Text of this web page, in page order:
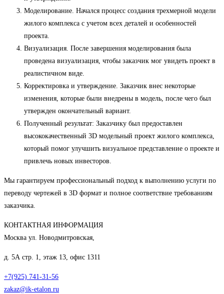
Моделирование. Начался процесс создания трехмерной модели
жилого комплекса с учетом всех деталей и особенностей
проекта.
Визуализация. После завершения моделирования была
проведена визуализация, чтобы заказчик мог увидеть проект в
реалистичном виде.
Корректировка и утверждение. Заказчик внес некоторые
изменения, которые были внедрены в модель, после чего был
утвержден окончательный вариант.
Полученный результат: Заказчику был предоставлен
высококачественный 3D модельный проект жилого комплекса,
который помог улучшить визуальное представление о проекте и
привлечь новых инвесторов.
Мы гарантируем профессиональный подход к выполнению услуги по
переводу чертежей в 3D формат и полное соответствие требованиям
заказчика.
КОНТАКТНАЯ ИНФОРМАЦИЯ
Москва ул. Новодмитровская,
д. 5А стр. 1, этаж 13, офис 1311
+7(925) 741-31-56
zakaz@ik-etalon.ru